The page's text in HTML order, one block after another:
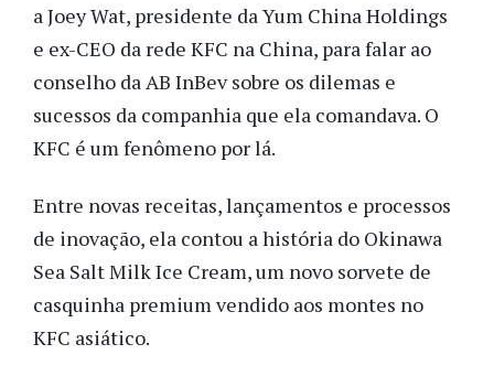
a Joey Wat, presidente da Yum China Holdings
e ex-CEO da rede KFC na China, para falar ao
conselho da AB InBev sobre os dilemas e
sucessos da companhia que ela comandava. O
KFC é um fenômeno por lá.
Entre novas receitas, lançamentos e processos
de inovação, ela contou a história do Okinawa
Sea Salt Milk Ice Cream, um novo sorvete de
casquinha premium vendido aos montes no
KFC asiático.